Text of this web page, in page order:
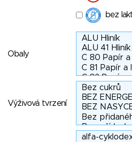
bez
Obaly
Výživová tvrzení